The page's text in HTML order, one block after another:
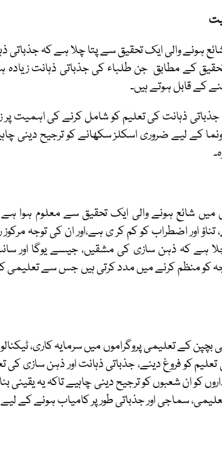
ہونے والی ایک تحقیق سے پتا چلا ہے کہ جذباتی
کے مطابق جن طلباء کی جذباتی ذہانت زیادہ
کے قابل ہوتے ہیں۔
ذہانت کی تعلیم کو شامل کرنے کی اہمیت پر
کے لیے ضروری اسکلز سکھانے کو ترجیح دینی
میں شائع ہونے والی ایک تحقیق سے معلوم ہوا
تناؤ اور اضطراب کو کم کر ی ہے،اور ان کی توجہ
ہے کہ ذہن سازی کی مشقیں، جیسے یوگا اور
کو منظم کرنے میں مدد کرتی ہیں جس سے تعلیمی
بچپن کے تعلیمی پروگراموں میں سرمایہ کاری،
تعلیم کو فروغ دینے، جذباتی ذہانت اور ذہن سازی
کو ان شعبوں کو ترجیح دینی چاہیے تاکہ یہ یقینی
سماجی اور جذباتی طور پر کامیاب ہونے کے